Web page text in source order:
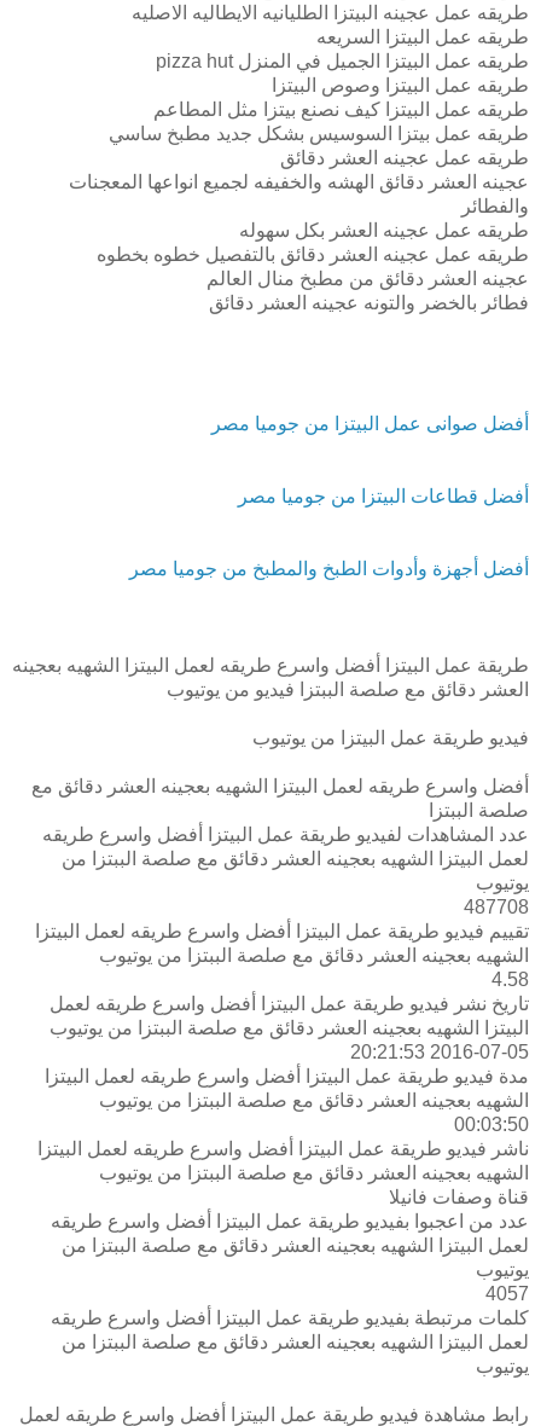
طريقه عمل عجينه البيتزا الطليانيه الايطاليه الاصليه
طريقه عمل البيتزا السريعه
طريقه عمل البيتزا الجميل في المنزل pizza hut
طريقه عمل البيتزا وصوص البيتزا
طريقه عمل البيتزا كيف نصنع بيتزا مثل المطاعم
طريقه عمل بيتزا السوسيس بشكل جديد مطبخ ساسي
طريقه عمل عجينه العشر دقائق
عجينه العشر دقائق الهشه والخفيفه لجميع انواعها المعجنات
والفطائر
طريقه عمل عجينه العشر بكل سهوله
طريقه عمل عجينه العشر دقائق بالتفصيل خطوه بخطوه
عجينه العشر دقائق من مطبخ منال العالم
فطائر بالخضر والتونه عجينه العشر دقائق
أفضل صوانى عمل البيتزا من جوميا مصر
أفضل قطاعات البيتزا من جوميا مصر
أفضل أجهزة وأدوات الطبخ والمطبخ من جوميا مصر
طريقة عمل البيتزا أفضل واسرع طريقه لعمل البيتزا الشهيه بعجينه
العشر دقائق مع صلصة الببتزا فيديو من يوتيوب
فيديو طريقة عمل البيتزا من يوتيوب
أفضل واسرع طريقه لعمل البيتزا الشهيه بعجينه العشر دقائق مع
صلصة الببتزا
عدد المشاهدات لفيديو طريقة عمل البيتزا أفضل واسرع طريقه
لعمل البيتزا الشهيه بعجينه العشر دقائق مع صلصة الببتزا من
يوتيوب
487708
تقييم فيديو طريقة عمل البيتزا أفضل واسرع طريقه لعمل البيتزا
الشهيه بعجينه العشر دقائق مع صلصة الببتزا من يوتيوب
4.58
تاريخ نشر فيديو طريقة عمل البيتزا أفضل واسرع طريقه لعمل
البيتزا الشهيه بعجينه العشر دقائق مع صلصة الببتزا من يوتيوب
2016-07-05 20:21:53
مدة فيديو طريقة عمل البيتزا أفضل واسرع طريقه لعمل البيتزا
الشهيه بعجينه العشر دقائق مع صلصة الببتزا من يوتيوب
00:03:50
ناشر فيديو طريقة عمل البيتزا أفضل واسرع طريقه لعمل البيتزا
الشهيه بعجينه العشر دقائق مع صلصة الببتزا من يوتيوب
قناة وصفات فانيلا
عدد من اعجبوا بفيديو طريقة عمل البيتزا أفضل واسرع طريقه
لعمل البيتزا الشهيه بعجينه العشر دقائق مع صلصة الببتزا من
يوتيوب
4057
كلمات مرتبطة بفيديو طريقة عمل البيتزا أفضل واسرع طريقه
لعمل البيتزا الشهيه بعجينه العشر دقائق مع صلصة الببتزا من
يوتيوب
رابط مشاهدة فيديو طريقة عمل البيتزا أفضل واسرع طريقه لعمل